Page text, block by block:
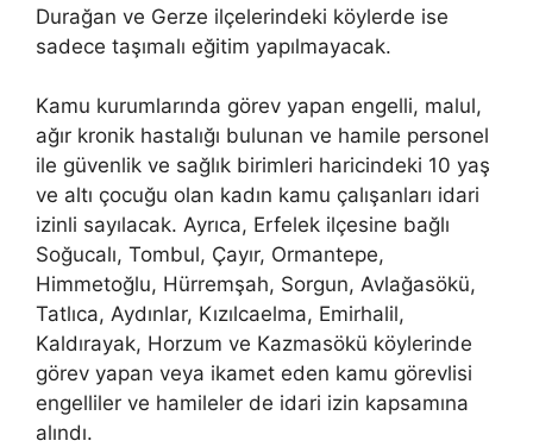
Durağan ve Gerze ilçelerindeki köylerde ise
sadece taşımalı eğitim yapılmayacak.
Kamu kurumlarında görev yapan engelli, malul,
ağır kronik hastalığı bulunan ve hamile personel
ile güvenlik ve sağlık birimleri haricindeki 10 yaş
ve altı çocuğu olan kadın kamu çalışanları idari
izinli sayılacak. Ayrıca, Erfelek ilçesine bağlı
Soğucalı, Tombul, Çayır, Ormantepe,
Himmetoğlu, Hürremşah, Sorgun, Avlağasökü,
Tatlıca, Aydınlar, Kızılcaelma, Emirhalil,
Kaldırayak, Horzum ve Kazmasökü köylerinde
görev yapan veya ikamet eden kamu görevlisi
engelliler ve hamileler de idari izin kapsamına
alındı.